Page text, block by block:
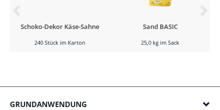
Schoko-Dekor Käse-Sahne
240 Stück im Karton
Sand BASIC
25,0 kg im Sack
GRUNDANWENDUNG